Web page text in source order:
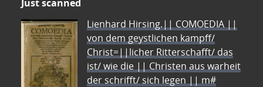
Just scanned
Lienhard Hirsing.|| COMOEDIA ||
von dem geystlichen kampff/
Christ=||licher Ritterschafft/ das
ist/ wie die || Christen aus warheit
der schrifft/ sich legen || m#